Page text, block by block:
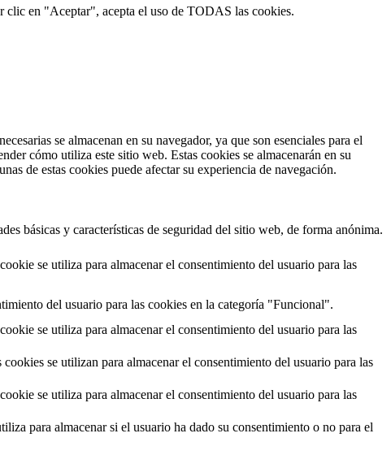
clic en "Aceptar", acepta el uso de TODAS las cookies.
se almacenan en su navegador, ya que son esenciales para el
cómo utiliza este sitio web. Estas cookies se almacenarán en su
de estas cookies puede afectar su experiencia de navegación.
básicas y características de seguridad del sitio web, de forma anónima.
se utiliza para almacenar el consentimiento del usuario para las
del usuario para las cookies en la categoría "Funcional".
se utiliza para almacenar el consentimiento del usuario para las
se utilizan para almacenar el consentimiento del usuario para las
se utiliza para almacenar el consentimiento del usuario para las
para almacenar si el usuario ha dado su consentimiento o no para el